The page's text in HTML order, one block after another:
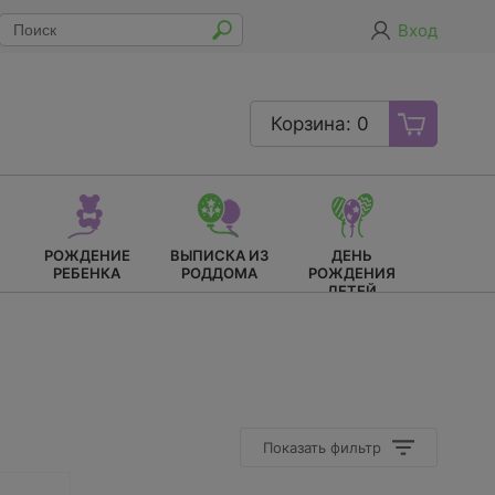
Вход
Корзина: 0
РОЖДЕНИЕ
РЕБЕНКА
ВЫПИСКА ИЗ
РОДДОМА
ДЕНЬ
РОЖДЕНИЯ
ДЕТЕЙ
Показать фильтр